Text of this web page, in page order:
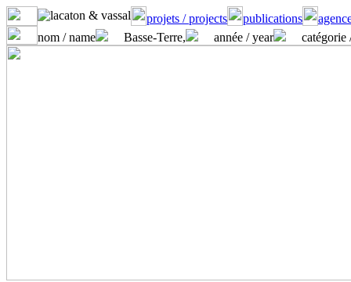
projets / projects publications
nom / name
Basse-Terre, année / year catégorie